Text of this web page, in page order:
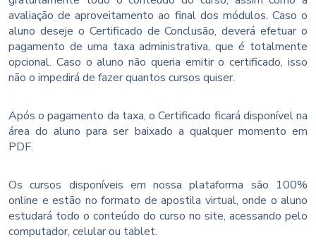
avaliação de aproveitamento ao final dos módulos. Caso o
aluno deseje o Certificado de Conclusão, deverá efetuar o
pagamento de uma taxa administrativa, que é totalmente
opcional. Caso o aluno não queria emitir o certificado, isso
não o impedirá de fazer quantos cursos quiser.
Após o pagamento da taxa, o Certificado ficará disponível na
área do aluno para ser baixado a qualquer momento em
PDF.
Os cursos disponíveis em nossa plataforma são 100%
online e estão no formato de apostila virtual, onde o aluno
estudará todo o conteúdo do curso no site, acessando pelo
computador, celular ou tablet.